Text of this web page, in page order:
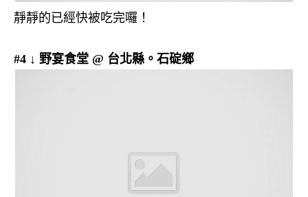
靜靜的已經快被吃完囉！
#4 ↓ 野宴食堂 @ 台北縣。石碇鄉